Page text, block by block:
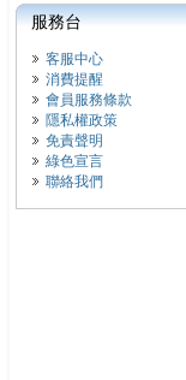
服務台
客服中心
消費提醒
會員服務條款
隱私權政策
免責聲明
綠色宣言
聯絡我們